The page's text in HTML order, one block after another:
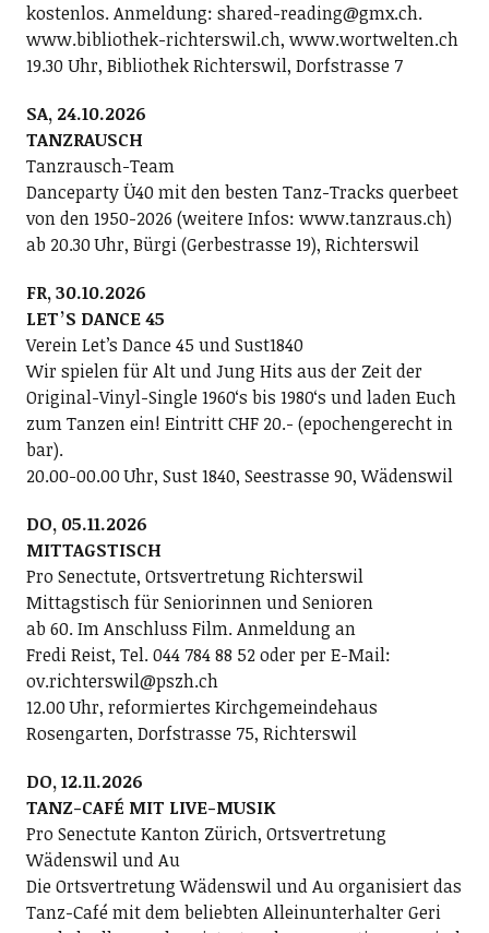
kostenlos. Anmeldung: shared-reading@gmx.ch.
www.bibliothek-richterswil.ch, www.wortwelten.ch
19.30 Uhr, Bibliothek Richterswil, Dorfstrasse 7
SA, 24.10.2026
TANZRAUSCH
Tanzrausch-Team
Danceparty Ü40 mit den besten Tanz-Tracks querbeet
von den 1950-2026 (weitere Infos: www.tanzraus.ch)
ab 20.30 Uhr, Bürgi (Gerbestrasse 19), Richterswil
FR, 30.10.2026
LETʼS DANCE 45
Verein Letʼs Dance 45 und Sust1840
Wir spielen für Alt und Jung Hits aus der Zeit der
Original-Vinyl-Single 1960ʻs bis 1980ʻs und laden Euch
zum Tanzen ein! Eintritt CHF 20.- (epochengerecht in
bar).
20.00-00.00 Uhr, Sust 1840, Seestrasse 90, Wädenswil
DO, 05.11.2026
MITTAGSTISCH
Pro Senectute, Ortsvertretung Richterswil
Mittagstisch für Seniorinnen und Senioren
ab 60. Im Anschluss Film. Anmeldung an
Fredi Reist, Tel. 044 784 88 52 oder per E-Mail:
ov.richterswil@pszh.ch
12.00 Uhr, reformiertes Kirchgemeindehaus
Rosengarten, Dorfstrasse 75, Richterswil
DO, 12.11.2026
TANZ-CAFÉ MIT LIVE-MUSIK
Pro Senectute Kanton Zürich, Ortsvertretung
Wädenswil und Au
Die Ortsvertretung Wädenswil und Au organisiert das
Tanz-Café mit dem beliebten Alleinunterhalter Geri